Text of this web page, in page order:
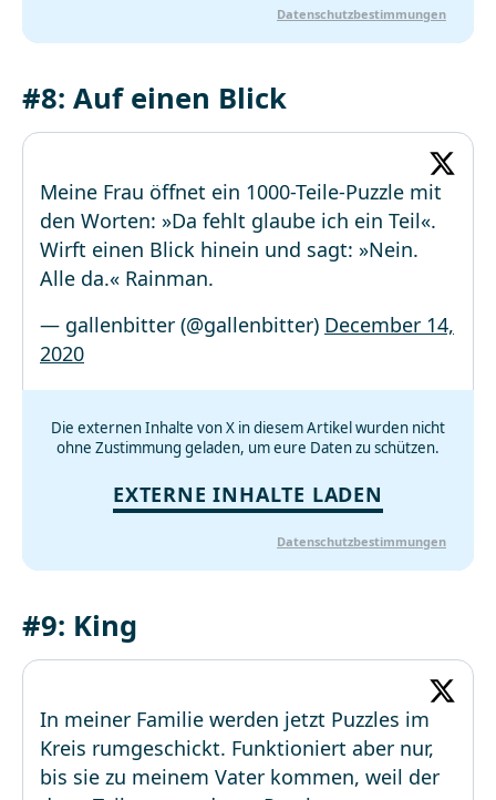
Datenschutzbestimmungen
#8: Auf einen Blick
Meine Frau öffnet ein 1000-Teile-Puzzle mit
den Worten: »Da fehlt glaube ich ein Teil«.
Wirft einen Blick hinein und sagt: »Nein.
Alle da.« Rainman.
— gallenbitter (@gallenbitter) December 14,
2020
Die externen Inhalte von X in diesem Artikel wurden nicht
ohne Zustimmung geladen, um eure Daten zu schützen.
EXTERNE INHALTE LADEN
Datenschutzbestimmungen
#9: King
In meiner Familie werden jetzt Puzzles im
Kreis rumgeschickt. Funktioniert aber nur,
bis sie zu meinem Vater kommen, weil der